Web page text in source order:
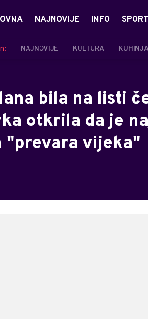
NAJNOVIJE INFO SPORT
NAJNOVIJE KULTURA KUHINJA
bila na listi
otkrila da je
"prevara vijeka"